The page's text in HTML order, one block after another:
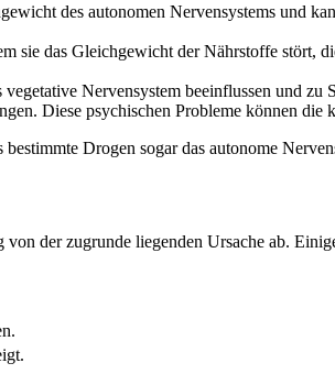
des autonomen Nervensystems und
sie das Gleichgewicht der Nährstoffe stört,
Nervensystem beeinflussen und zu
Diese psychischen Probleme können
Drogen sogar das autonome
der zugrunde liegenden Ursache ab.